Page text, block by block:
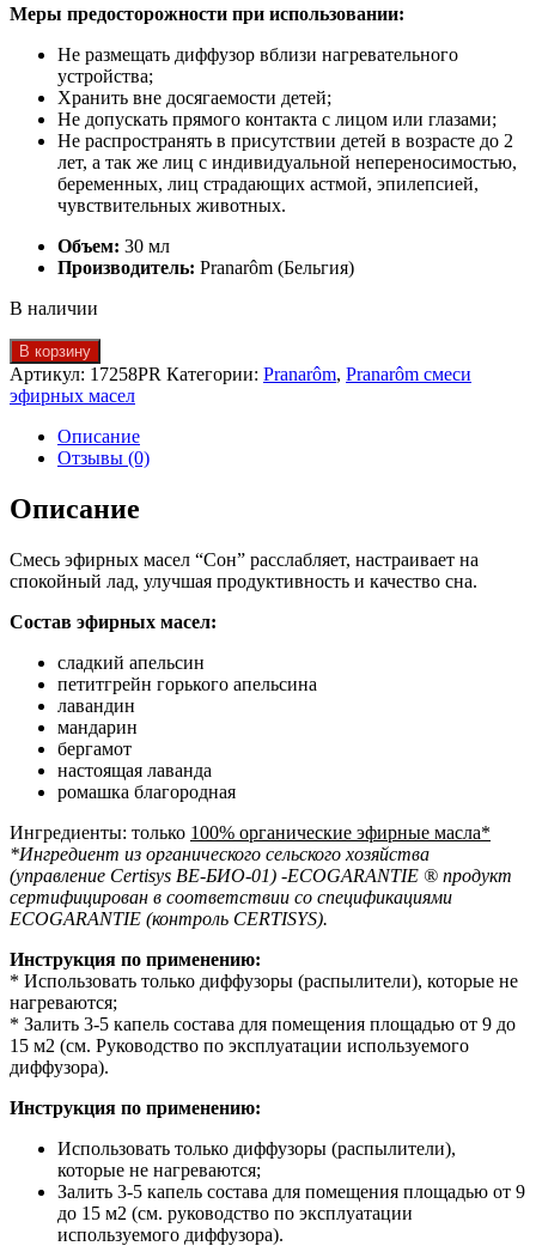
Меры предосторожности при использовании:
Не размещать диффузор вблизи нагревательного
устройства;
Хранить вне досягаемости детей;
Не допускать прямого контакта с лицом или глазами;
Не распространять в присутствии детей в возрасте до 2
лет, а так же лиц с индивидуальной непереносимостью,
беременных, лиц страдающих астмой, эпилепсией,
чувствительных животных.
Объем: 30 мл
Производитель: Pranarôm (Бельгия)
В наличии
Количество
товара
Сон
смесь
эфирных
масел
мл
В корзину
Артикул: 17258PR Категории: Pranarôm, Pranarôm смеси
эфирных масел
Описание
Отзывы (0)
Описание
Смесь эфирных масел “Сон” расслабляет, настраивает на
спокойный лад, улучшая продуктивность и качество сна.
Состав эфирных масел:
сладкий апельсин
петитгрейн горького апельсина
лавандин
мандарин
бергамот
настоящая лаванда
ромашка благородная
Ингредиенты: только 100% органические эфирные масла*
*Ингредиент из органического сельского хозяйства
(управление Certisys BE-БИО-01) -ECOGARANTIE ® продукт
сертифицирован в соответствии со спецификациями
ECOGARANTIE (контроль CERTISYS).
Инструкция по применению:
* Использовать только диффузоры (распылители), которые не
нагреваются;
* Залить 3-5 капель состава для помещения площадью от 9 до
15 м2 (см. Руководство по эксплуатации используемого
диффузора).
Инструкция по применению:
Использовать только диффузоры (распылители),
которые не нагреваются;
Залить 3-5 капель состава для помещения площадью от 9
до 15 м2 (см. руководство по эксплуатации
используемого диффузора).